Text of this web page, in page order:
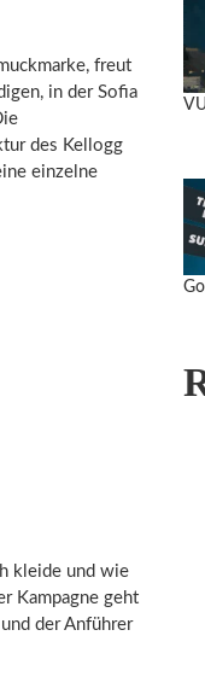
freut
in der Sofia
des Kellogg
einzelne
kleide und wie
Kampagne geht
der Anführer